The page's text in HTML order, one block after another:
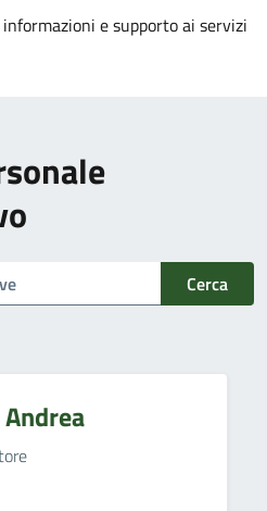
e supporto ai servizi
Cerca